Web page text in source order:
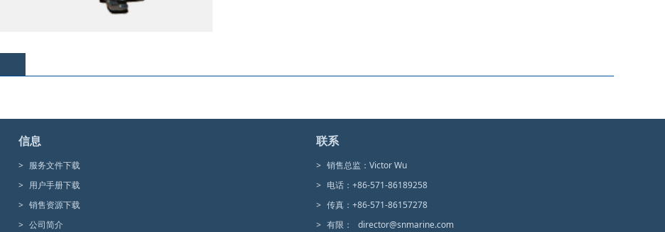
信息
> 服务文件下载
> 用户手册下载
> 销售资源下载
> 公司简介
联系
> 销售总监： Victor Wu
> 电话： +86-571-86189258
> 传真： +86-571-86157278
> 有限： director@snmarine.com